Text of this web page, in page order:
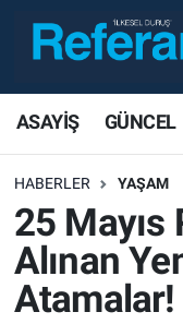
ASAYİŞ GÜNCEL
HABERLER YAŞAM
25 Mayıs
Alınan
Atamalar!